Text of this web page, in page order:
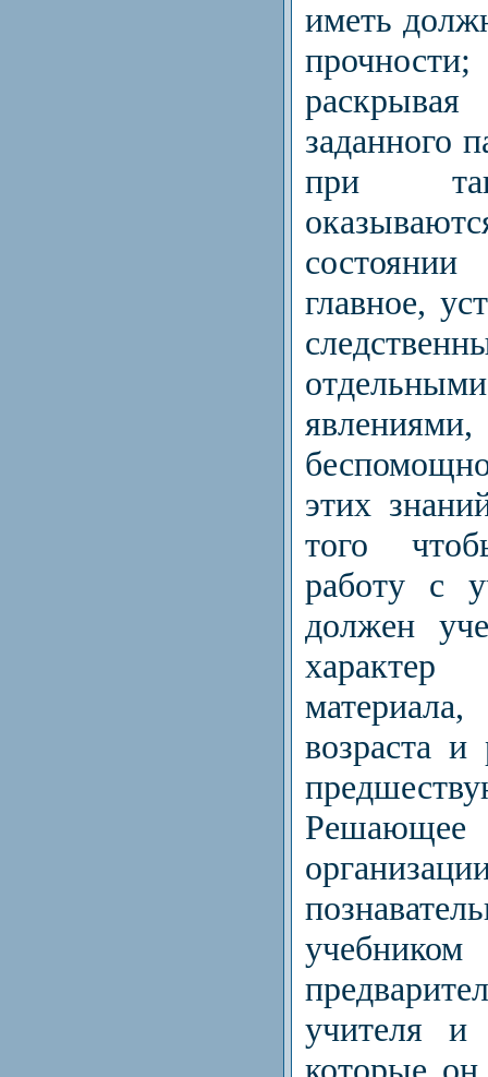
иметь
заданного
при
главное,
этих
того
работу с
должен
возраста и
учителя и